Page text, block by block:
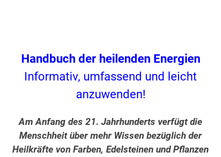
Handbuch der heilenden Energien
Informativ, umfassend und leicht
anzuwenden!
Am Anfang des 21. Jahrhunderts verfügt die
Menschheit über mehr Wissen bezüglich der
Heilkräfte von Farben, Edelsteinen und Pflanzen